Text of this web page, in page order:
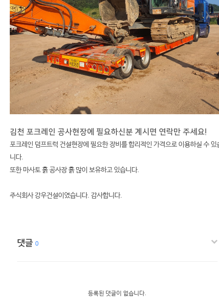
김천 포크레인 공사현장에 필요하신분 계시면 연락만 주세요!
포크레인 덤프트럭 건설현장에 필요한 장비를 합리적인 가격으로 이용하실 수 있
니다.
또한 마사토 흙 공사장 흙 많이 보유하고 있습니다.
주식회사 강우건설이였습니다. 감사합니다.
댓글 0
등록된 댓글이 없습니다.